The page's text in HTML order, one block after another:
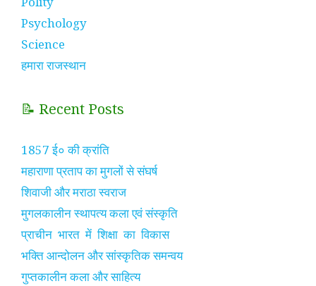
Psychology
Science
हमारा राजस्थान
📝 Recent Posts
1857 ई० की क्रांति
महाराणा प्रताप का मुगलों से संघर्ष
शिवाजी और मराठा स्वराज
मुगलकालीन स्थापत्य कला एवं संस्कृति
प्राचीन भारत में शिक्षा का विकास
भक्ति आन्दोलन और सांस्कृतिक समन्वय
गुप्तकालीन कला और साहित्य